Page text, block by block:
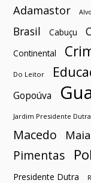
Adamastor
Brasil Cabuçu
Continental
Do Leitor
Gopoúva
Jardim Presidente Dutra
Macedo
Maia
Pimentas
Presidente Dutra